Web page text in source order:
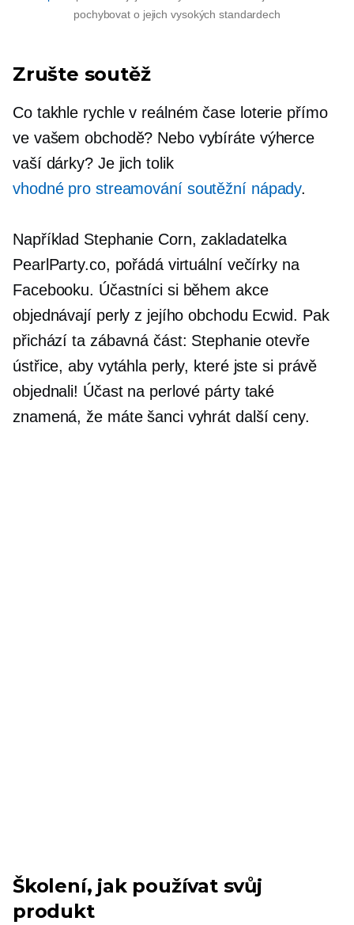
pochybovat o jejich vysokých standardech
Zrušte soutěž
Co takhle rychlev reálném časeloterie přímo
ve vašem obchodě? Nebo vybíráte výherce
vaší dárky? Je jich tolik
vhodné pro streamovánísoutěžní nápady.
Například Stephanie Corn, zakladatelka
PearlParty.co, pořádá virtuální večírky na
Facebooku. Účastníci si během akce
objednávají perly z jejího obchodu Ecwid. Pak
přichází ta zábavná část: Stephanie otevře
ústřice, aby vytáhla perly, které jste si právě
objednali! Účast na perlové párty také
znamená, že máte šanci vyhrát další ceny.
Školení, jak používat svůj
produkt